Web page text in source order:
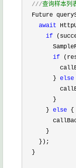
///查询样本列
Future
await
if
if
        }
else
        }
      }
else {
      }
    });
  }